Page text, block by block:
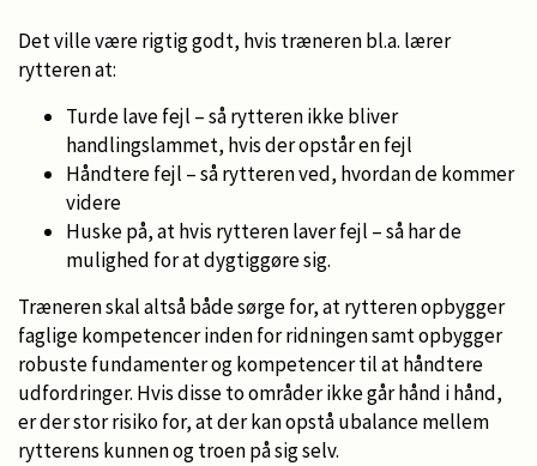
Det ville være rigtig godt, hvis træneren bl.a. lærer
rytteren at:
Turde lave fejl – så rytteren ikke bliver
handlingslammet, hvis der opstår en fejl
Håndtere fejl – så rytteren ved, hvordan de kommer
videre
Huske på, at hvis rytteren laver fejl – så har de
mulighed for at dygtiggøre sig.
Træneren skal altså både sørge for, at rytteren opbygger
faglige kompetencer inden for ridningen samt opbygger
robuste fundamenter og kompetencer til at håndtere
udfordringer. Hvis disse to områder ikke går hånd i hånd,
er der stor risiko for, at der kan opstå ubalance mellem
rytterens kunnen og troen på sig selv.